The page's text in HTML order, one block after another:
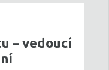
– vedoucí